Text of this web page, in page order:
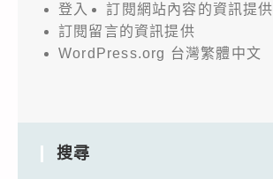
登入
訂閱網站內容的資訊提供
訂閱留言的資訊提供
WordPress.org 台灣繁體中文
搜尋